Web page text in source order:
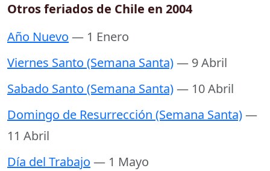
Otros feriados de Chile en 2004
Año Nuevo — 1 Enero
Viernes Santo (Semana Santa)— 9 Abril
Sabado Santo (Semana Santa)— 10 Abril
Domingo de Resurrección (Semana Santa)—
11 Abril
Día del Trabajo — 1 Mayo